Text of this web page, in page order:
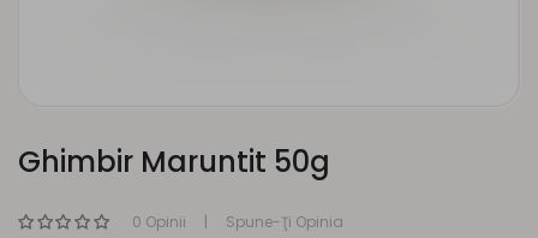
Ghimbir Maruntit 50g
0 Opinii Spune-Ţi Opinia